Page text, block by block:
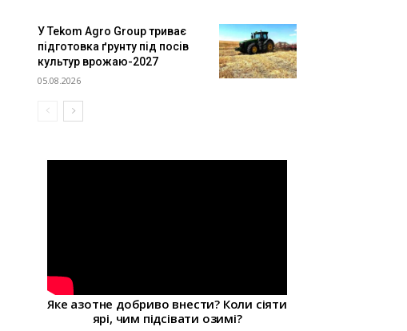
У Tekom Agro Group триває
підготовка ґрунту під посів
культур врожаю-2027
05.08.2026
Яке азотне добриво внести? Коли сіяти
ярі, чим підсівати озимі?